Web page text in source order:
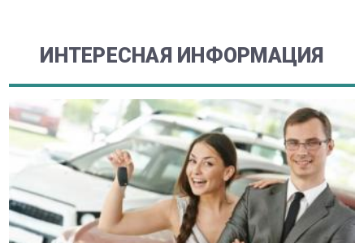
ИНТЕРЕСНАЯ ИНФОРМАЦИЯ